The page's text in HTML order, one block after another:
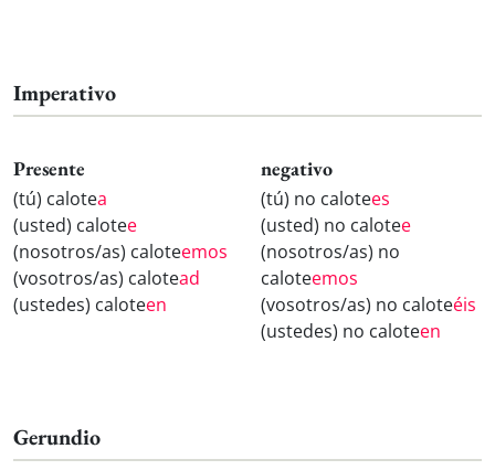
Imperativo
Presente
(tú) calotea
(usted) calotee
(nosotros/as) caloteemos
(vosotros/as) calotead
(ustedes) caloteen
negativo
(tú) no calotees
(usted) no calotee
(nosotros/as) no
caloteemos
(vosotros/as) no caloteéis
(ustedes) no caloteen
Gerundio